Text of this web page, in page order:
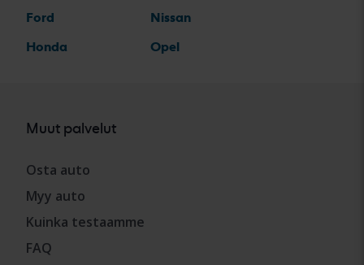
Ford
Honda
Nissan
Opel
Muut palvelut
Osta auto
Myy auto
Kuinka testaamme
FAQ